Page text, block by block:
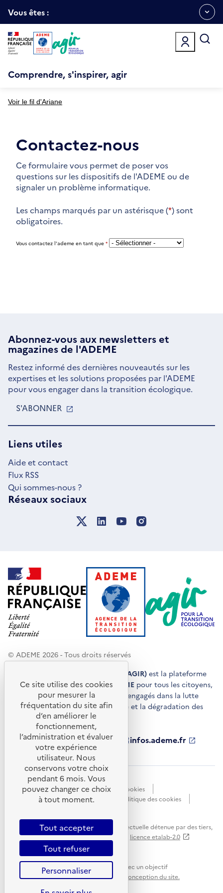
au
Ouvrir
le
menu
espace
Vous êtes :
Comprendre, s'inspirer, agir
Voir le fil d'Ariane
Contactez-nous
Ce formulaire vous permet de poser vos
questions sur les dispositifs de l'ADEME ou de
signaler un problème informatique.
Les champs marqués par un astérisque (*) sont
obligatoires.
Vous contactez l’ademe en tant que *
Abonnez-vous aux newsletterset
magazines de l'ADEME
Restez informé des dernières nouveautés sur les
expertises et les solutions proposées par l'ADEME
pour vous engager dans la transition écologique.
S'ABONNER
UNE
Liens utiles
Aide et contact
Flux RSS
Qui sommes-nous ?
Réseaux sociaux
© ADEME 2026 - Tous droits réservés
Agir pour la transition écologique (AGIR) est la plateforme
de conseils et de services de l'ADEME pour tous les citoyens,
acteurs économiques et territoires engagés dans la lutte
contre le réchauffement climatique et la dégradation des
ressources.
ademe.fr
S'ouvre
nouvelle
fenêtre
librairie.ademe.fr
S'ouvre
dans
une
nouvelle
fenêtre
infos.ademe.fr
S'ouvre
nouvelle
ademe.fr/presse
S'ouvre
nouvelle
fenêtre
Accessibilité : non conforme
Données personnelles
Gestion des cookies
Mentions légales
Plan du site
Politique des cookies
dans
nouvelle
Sauf mention explicite de propriété intellectuelle détenue par des tiers,
les contenus de ce site sont proposés sous licence etalab-2.0
Ce site internet est pensé et développé avec un objectif
d'écoconception.En savoir plus sur l'écoconception du site.
Ce site utilise des cookies
pour mesurer la
fréquentation du site afin
d’en améliorer le
fonctionnement,
l’administration et évaluer
votre expérience
utilisateur. Nous
conservons votre choix
pendant 6 mois. Vous
pouvez changer ce choix
à tout moment.
Tout accepter
Tout refuser
Personnaliser